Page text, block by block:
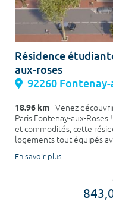
Résidence
aux-roses
92260 Fontenay-
18.96 km- Venez
Paris Fontenay-aux-
et commodités, cette
logements tout équipés
En savoir plus